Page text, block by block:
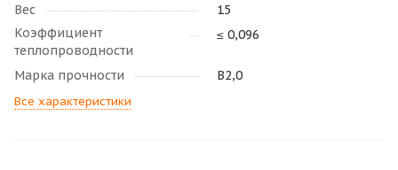
Вес
15
Коэффициент
теплопроводности
≤ 0,096
Марка прочности В2,0
Все характеристики